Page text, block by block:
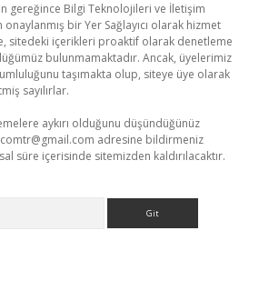
gereğince Bilgi Teknolojileri ve İletişim
onaylanmış bir Yer Sağlayıcı olarak hizmet
sitedeki içerikleri proaktif olarak denetleme
bulunmamaktadır. Ancak, üyelerimiz
taşımakta olup, siteye üye olarak
sayılırlar.
aykırı olduğunu düşündüğünüz
adresine bildirmeniz
süre içerisinde sitemizden kaldırılacaktır.